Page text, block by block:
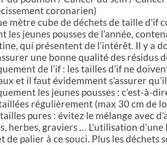
coronarien)
mètre cube de déchets de taille d’if
les jeunes pousses de l’année,
qui présentent de l’intérêt. Il y a
une bonne qualité des résidus
de l’if : les tailles d’if ne
et il faut évidemment s’assurer qu’il
les jeunes pousses : c’est-à-
régulièrement (max 30 cm de
pures : évitez le mélange avec
herbes, graviers … L’utilisation
de palier à ce souci. Plus les déchets